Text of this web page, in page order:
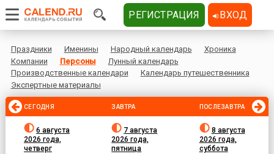
Праздники Именины Народный календарь
Хроника
Компании
Персоны
Лунный календарь
Производственные календари
Календарь путешественника
Экспертные материалы
СЕГОДНЯ
6 августа
2026 года,
четверг
ЗАВТРА
7 августа
2026 года,
пятница
ПОСЛЕЗАВТРА
8 августа
2026 года,
суббота
РЕГИСТРАЦИЯ ВХОД